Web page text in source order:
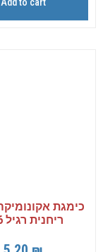
Add to cart
ריחנית רגיל 1/16